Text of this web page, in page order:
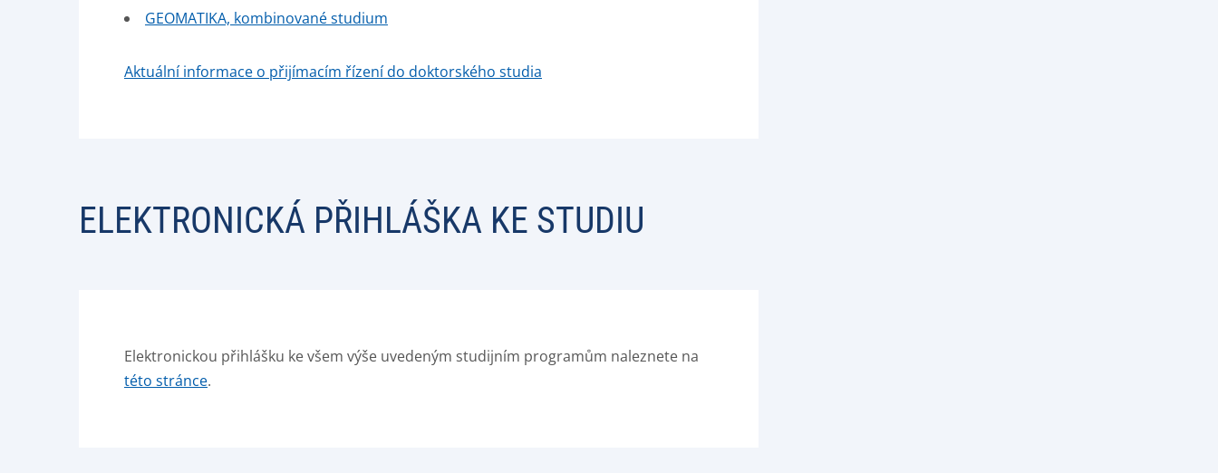
GEOMATIKA, kombinované studium
Aktuální informace o přijímacím řízení do doktorského studia
ELEKTRONICKÁ PŘIHLÁŠKA KE STUDIU
Elektronickou přihlášku ke všem výše uvedeným studijním programům naleznete na
této stránce.